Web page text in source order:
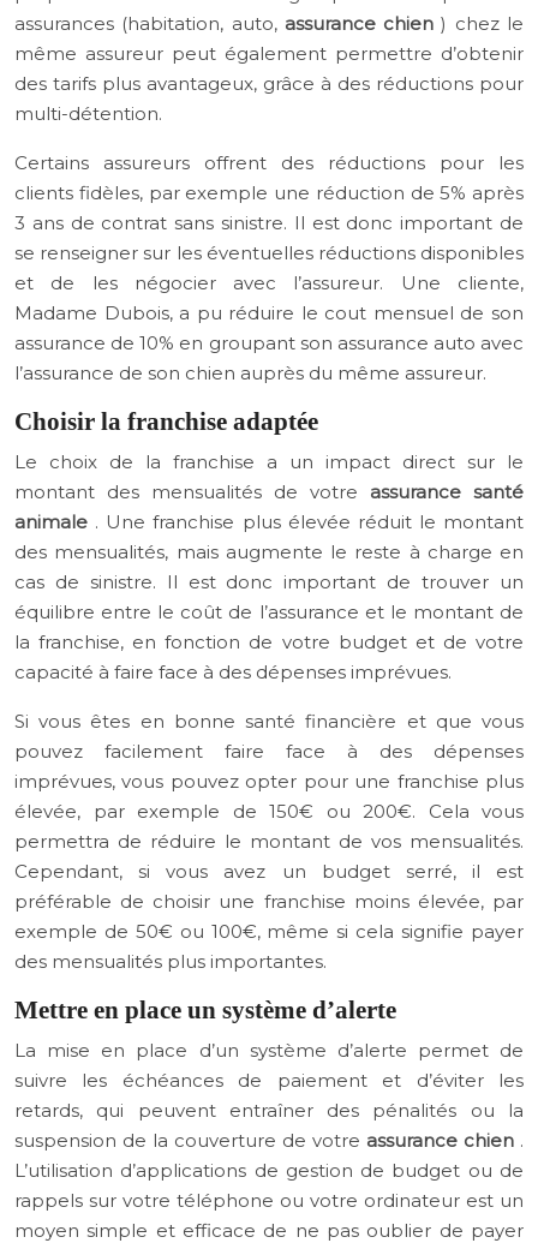
assurances (habitation, auto, assurance chien) chez le
même assureur peut également permettre d’obtenir
des tarifs plus avantageux, grâce à des réductions pour
multi-détention.
Certains assureurs offrent des réductions pour les
clients fidèles, par exemple une réduction de 5% après
3 ans de contrat sans sinistre. Il est donc important de
se renseigner sur les éventuelles réductions disponibles
et de les négocier avec l’assureur. Une cliente,
Madame Dubois, a pu réduire le cout mensuel de son
assurance de 10% en groupant son assurance auto avec
l’assurance de son chien auprès du même assureur.
Choisir la franchise adaptée
Le choix de la franchise a un impact direct sur le
montant des mensualités de votre assurance santé
animale . Une franchise plus élevée réduit le montant
des mensualités, mais augmente le reste à charge en
cas de sinistre. Il est donc important de trouver un
équilibre entre le coût de l’assurance et le montant de
la franchise, en fonction de votre budget et de votre
capacité à faire face à des dépenses imprévues.
Si vous êtes en bonne santé financière et que vous
pouvez facilement faire face à des dépenses
imprévues, vous pouvez opter pour une franchise plus
élevée, par exemple de 150€ ou 200€. Cela vous
permettra de réduire le montant de vos mensualités.
Cependant, si vous avez un budget serré, il est
préférable de choisir une franchise moins élevée, par
exemple de 50€ ou 100€, même si cela signifie payer
des mensualités plus importantes.
Mettre en place un système d’alerte
La mise en place d’un système d’alerte permet de
suivre les échéances de paiement et d’éviter les
retards, qui peuvent entraîner des pénalités ou la
suspension de la couverture de votre assurance chien .
L’utilisation d’applications de gestion de budget ou de
rappels sur votre téléphone ou votre ordinateur est un
moyen simple et efficace de ne pas oublier de payer